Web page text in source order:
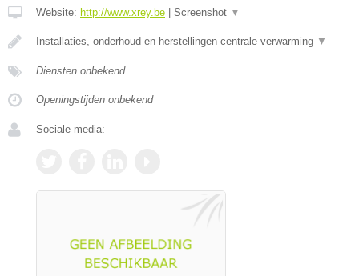
Website: http://www.xrey.be Screenshot ▼
Installaties, onderhoud en herstellingen centrale verwarming ▼
Diensten onbekend
Openingstijden onbekend
Sociale media: